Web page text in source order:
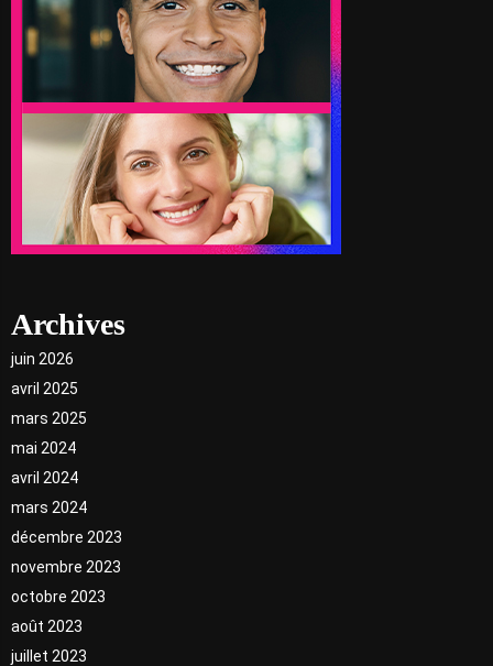
Archives
juin 2026
avril 2025
mars 2025
mai 2024
avril 2024
mars 2024
décembre 2023
novembre 2023
octobre 2023
août 2023
juillet 2023